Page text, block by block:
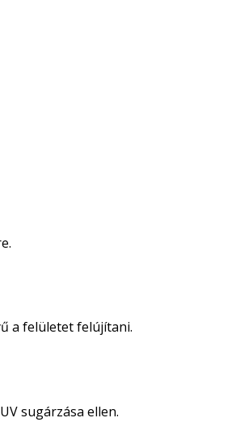
a felületet felújítani.
sugárzása ellen.